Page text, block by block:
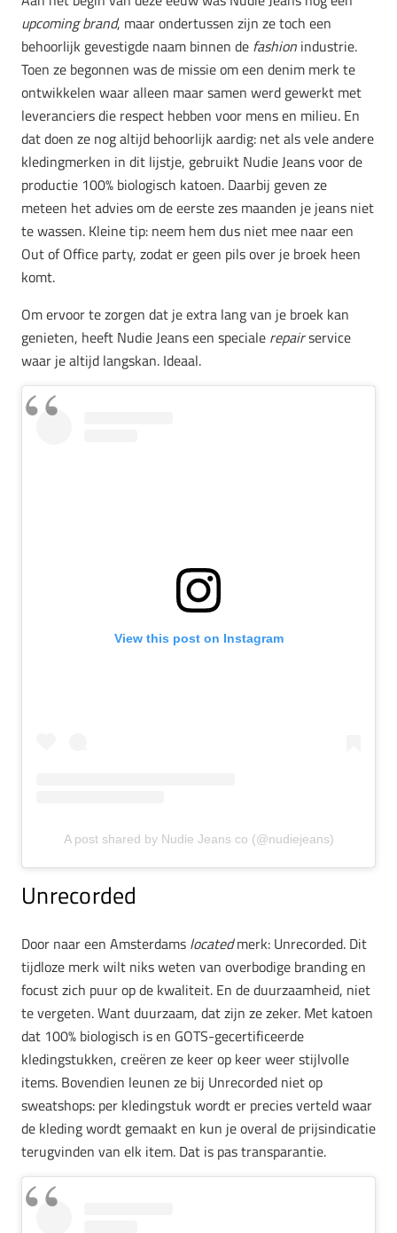
upcoming brand, maar ondertussen zijn ze toch een
behoorlijk gevestigde naam binnen de fashion industrie.
Toen ze begonnen was de missie om een denim merk te
ontwikkelen waar alleen maar samen werd gewerkt met
leveranciers die respect hebben voor mens en milieu. En
dat doen ze nog altijd behoorlijk aardig: net als vele andere
kledingmerken in dit lijstje, gebruikt Nudie Jeans voor de
productie 100% biologisch katoen. Daarbij geven ze
meteen het advies om de eerste zes maanden je jeans niet
te wassen. Kleine tip: neem hem dus niet mee naar een
Out of Office party, zodat er geen pils over je broek heen
komt.
Om ervoor te zorgen dat je extra lang van je broek kan
genieten, heeft Nudie Jeans een speciale repairservice
waar je altijd langskan. Ideaal.
View this post on Instagram
A post shared by Nudie Jeans co (@nudiejeans)
Unrecorded
Door naar een Amsterdams locatedmerk: Unrecorded. Dit
tijdloze merk wilt niks weten van overbodige branding en
focust zich puur op de kwaliteit. En de duurzaamheid, niet
te vergeten. Want duurzaam, dat zijn ze zeker. Met katoen
dat 100% biologisch is en GOTS-gecertificeerde
kledingstukken, creëren ze keer op keer weer stijlvolle
items. Bovendien leunen ze bij Unrecorded niet op
sweatshops: per kledingstuk wordt er precies verteld waar
de kleding wordt gemaakt en kun je overal de prijsindicatie
terugvinden van elk item. Dat is pas transparantie.